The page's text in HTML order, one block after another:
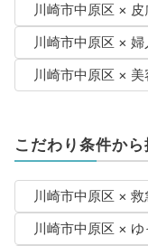
川崎市中原区 × 皮
川崎市中原区 × 婦
川崎市中原区 ×
こだわり条件から
川崎市中原区 × 救
川崎市中原区 ×